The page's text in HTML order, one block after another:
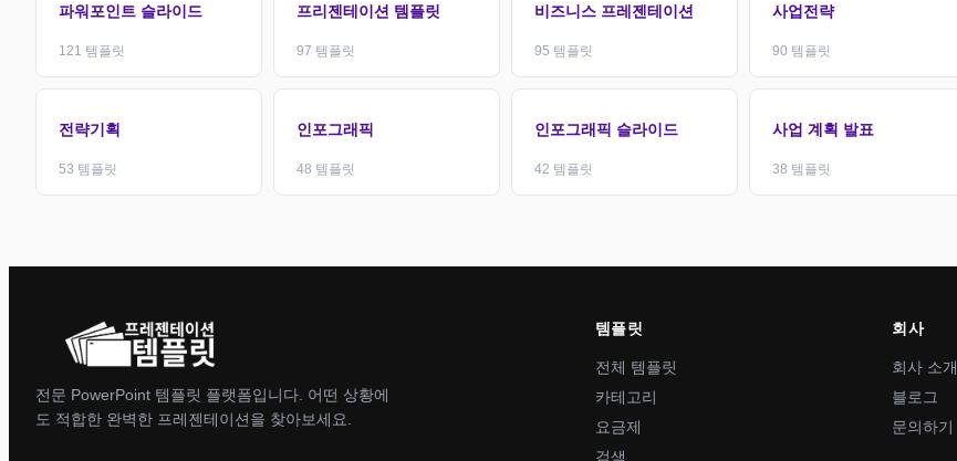
파워포인트 슬라이드
121 템플릿
프리젠테이션 템플릿
97 템플릿
비즈니스 프레젠테이션
95 템플릿
사업전략
90 템플릿
전략기획
53 템플릿
인포그래픽
48 템플릿
인포그래픽 슬라이드
42 템플릿
사업 계획 발표
38 템플릿
전문 PowerPoint 템플릿 플랫폼입니다. 어떤 상황에
도 적합한 완벽한 프레젠테이션을 찾아보세요.
템플릿
전체 템플릿
카테고리
요금제
검색
회사
회사 소개
블로그
문의하기